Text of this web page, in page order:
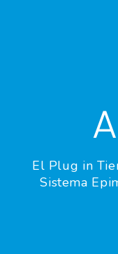
El Plug in
Sistema